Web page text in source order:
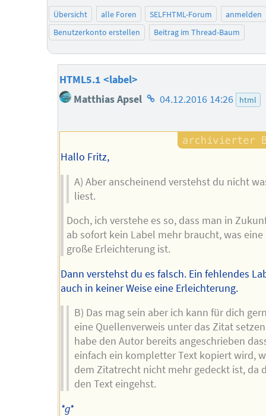
Übersicht alle Foren SELFHTML-Forum
anmelden
Benutzerkonto erstellen
Beitrag im Thread-Baum
HTML5.1 <label>
Matthias Apsel Homepage
Autors
04.12.2016 14:26 html
Hallo Fritz,
A) Aber anscheinend verstehst du nicht
liest.
Doch, ich verstehe es so, dass man in
ab sofort kein Label mehr braucht, was eine
große Erleichterung ist.
Dann verstehst du es falsch. Ein fehlendes
auch in keiner Weise eine Erleichterung.
B) Das mag sein aber ich kann für dich
eine Quellenverweis unter das Zitat
habe den Autor bereits angeschrieben
einfach ein kompletter Text kopiert wird,
dem Zitatrecht nicht mehr gedeckt ist, da
den Text eingehst.
*g*